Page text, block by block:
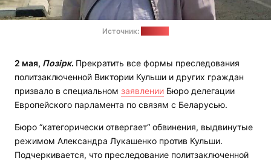
Источник:
2 мая, Позірк. Прекратить все формы преследования
политзаключенной Виктории Кульши и других граждан
призвало в специальном заявлении Бюро делегации
Европейского парламента по связям с Беларусью.
Бюро “категорически отвергает“ обвинения, выдвинутые
режимом Александра Лукашенко против Кульши.
Подчеркивается, что преследование политзаключенной